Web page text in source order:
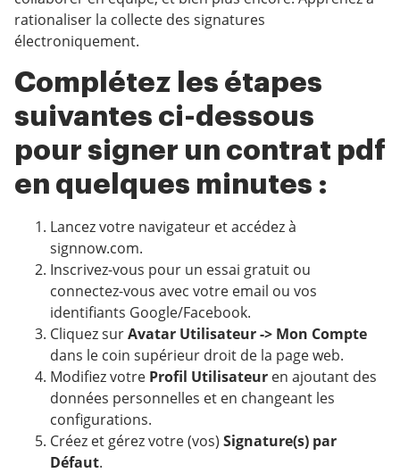
rationaliser la collecte des signatures
électroniquement.
Complétez les étapes
suivantes ci-dessous
pour signer un contrat pdf
en quelques minutes :
Lancez votre navigateur et accédez à
signnow.com.
Inscrivez-vous pour un essai gratuit ou
connectez-vous avec votre email ou vos
identifiants Google/Facebook.
Cliquez surAvatar Utilisateur -> Mon Compte
dans le coin supérieur droit de la page web.
Modifiez votre Profil Utilisateur en ajoutant des
données personnelles et en changeant les
configurations.
Créez et gérez votre (vos) Signature(s) par
Défaut.